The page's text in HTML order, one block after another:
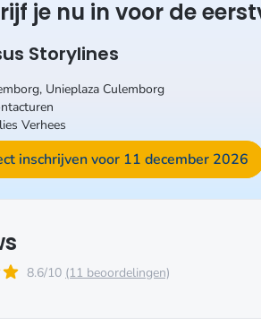
je nu in voor de
Storylines
Unieplaza Culemborg
Verhees
inschrijven voor 11 december 2026
8.6/10 (11 beoordelingen)